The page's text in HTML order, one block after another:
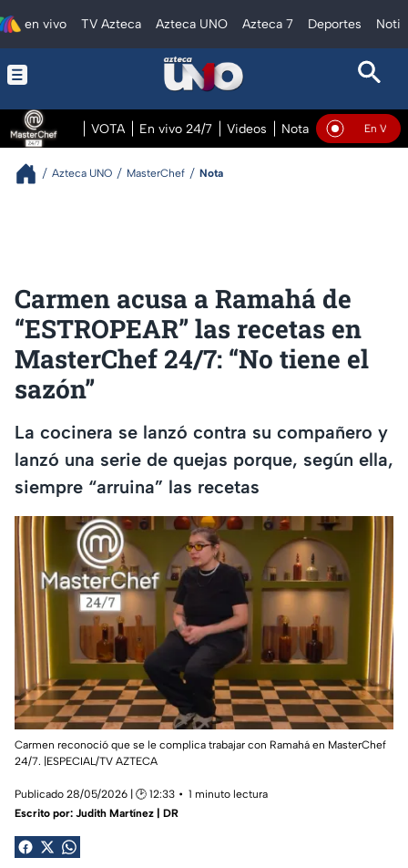
en vivo TV Azteca Azteca UNO Azteca 7 Deportes
VOTA En vivo 24/7 Videos Notas En vivoEn Vivo
Azteca UNO MasterChef Nota
Carmen acusa a Ramahá de
“ESTROPEAR” las recetas en
MasterChef 24/7: “No tiene el
sazón”
La cocinera se lanzó contra su compañero y
lanzó una serie de quejas porque, según ella,
siempre “arruina” las recetas
Carmen reconoció que se le complica trabajar con Ramahá en MasterChef
24/7. |ESPECIAL/TV AZTECA
Publicado 28/05/2026 | 🕑 12:33
1 minuto lectura
Escrito por: Judith Martínez | DR